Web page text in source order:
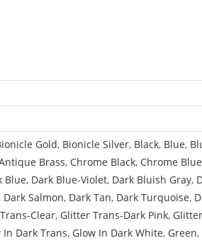
with
Headlights
Pattern
Gold, Bionicle Silver, Black, Blue,
Brass, Chrome Black, Chrome Blue
Blue, Dark Blue-Violet, Dark Bluish Gray,
Dark Salmon, Dark Tan, Dark Turquoise,
Clear, Glitter Trans-Dark Pink,
In Dark Trans, Glow In Dark White, Green,